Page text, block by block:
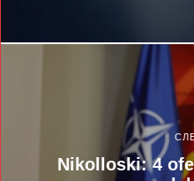
Nikolloski: 4